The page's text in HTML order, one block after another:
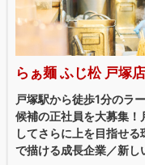
らぁ麺 ふじ松 戸塚
戸塚駅から徒歩1分のラ
候補の正社員を大募集
してさらに上を目指せ
で描ける成長企業／新し